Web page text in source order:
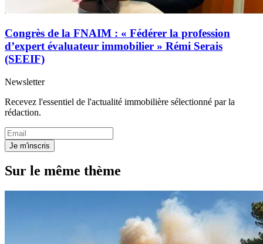
Congrès de la FNAIM : « Fédérer la profession
d’expert évaluateur immobilier » Rémi Serais
(SEEIF)
Newsletter
Recevez l'essentiel de l'actualité immobilière sélectionné par la
rédaction.
Je m'inscris
Sur le même thème